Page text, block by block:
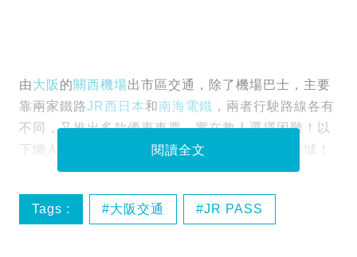
由大阪 的關西機場出市區交通，除了機場巴士，主要
靠兩家鐵路JR西日本和南海電鐵 ，兩者行駛路線各有
不同，又推出多款優惠車票，實在教人選擇困難！以
下懶人包，幫你挑選最佳的列車和車票，極速出城！
閱讀全文
Tags : 大阪交通 JR PASS